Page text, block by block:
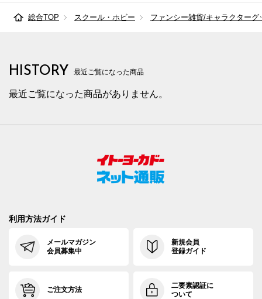
総合TOP スクール・ホビー ファンシー雑貨/キャラクターグ
HISTORY 最近ご覧になった商品
最近ご覧になった商品がありません。
利用方法ガイド
メールマガジン
会員募集中
新規会員
登録ガイド
ご注文方法
二要素認証に
ついて